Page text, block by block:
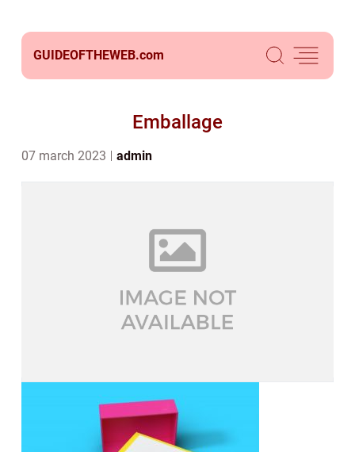
GUIDEOFTHEWEB.com
Emballage
07 march 2023 admin